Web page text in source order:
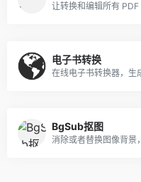
电子书转换
在线电子书转换器，生
BgSub抠图
消除或者替换图像背景